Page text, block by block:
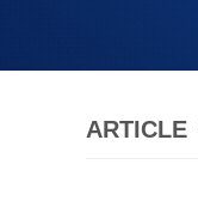
ARTICLE